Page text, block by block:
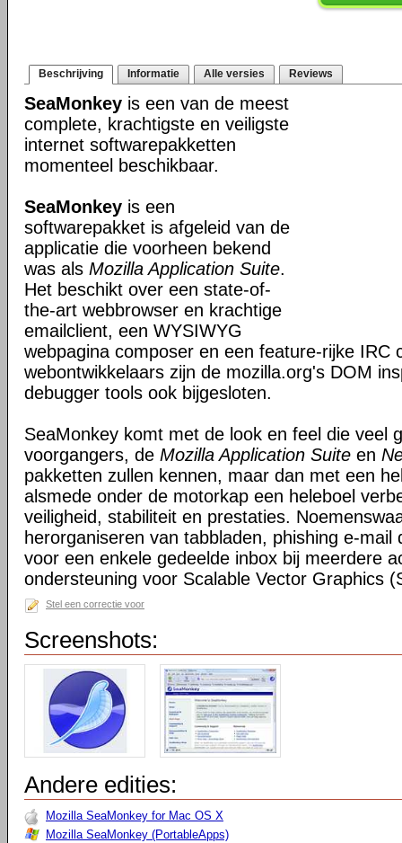
Beschrijving Informatie Alle versies Reviews
SeaMonkey is een van de meest
complete, krachtigste en veiligste
internet softwarepakketten
momenteel beschikbaar.
SeaMonkey is een
softwarepakket is afgeleid van de
applicatie die voorheen bekend
was als Mozilla Application Suite.
Het beschikt over een state-of-
the-art webbrowser en krachtige
emailclient, een WYSIWYG
webpagina composer en een feature-rijke IRC
webontwikkelaars zijn de mozilla.org's DOM
debugger tools ook bijgesloten.
SeaMonkey komt met de look en feel die veel
voorgangers, de Mozilla Application Suite en
pakketten zullen kennen, maar dan met een
alsmede onder de motorkap een heleboel
veiligheid, stabiliteit en prestaties.
herorganiseren van tabbladen, phishing e-mail
voor een enkele gedeelde inbox bij meerdere
ondersteuning voor Scalable Vector Graphics
Stel een correctie voor
Screenshots:
Andere edities:
Mozilla SeaMonkey for Mac OS X
Mozilla SeaMonkey (PortableApps)